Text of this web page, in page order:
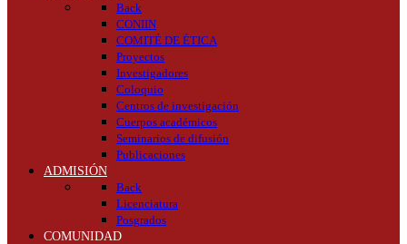
Back
CONIIN
COMITÉ DE ÉTICA
Proyectos
Investigadores
Coloquio
Centros de investigación
Cuerpos académicos
Seminarios de difusión
Publicaciones
ADMISIÓN
Back
Licenciatura
Posgrados
COMUNIDAD